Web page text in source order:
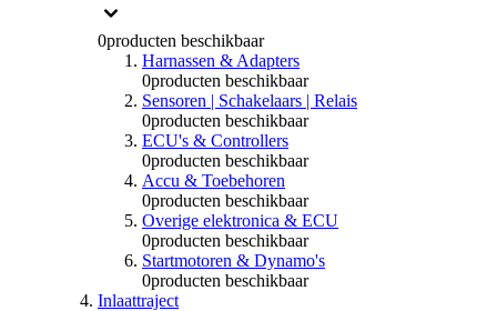
0producten beschikbaar
Harnassen & Adapters
0producten beschikbaar
Sensoren | Schakelaars | Relais
0producten beschikbaar
ECU's & Controllers
0producten beschikbaar
Accu & Toebehoren
0producten beschikbaar
Overige elektronica & ECU
0producten beschikbaar
Startmotoren & Dynamo's
0producten beschikbaar
Inlaattraject